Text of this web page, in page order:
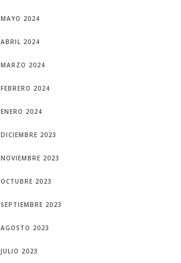
MAYO 2024
ABRIL 2024
MARZO 2024
FEBRERO 2024
ENERO 2024
DICIEMBRE 2023
NOVIEMBRE 2023
OCTUBRE 2023
SEPTIEMBRE 2023
AGOSTO 2023
JULIO 2023